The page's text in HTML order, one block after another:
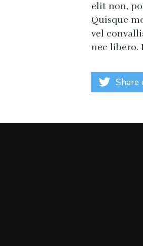
elit non,
Quisque
vel
nec libero.